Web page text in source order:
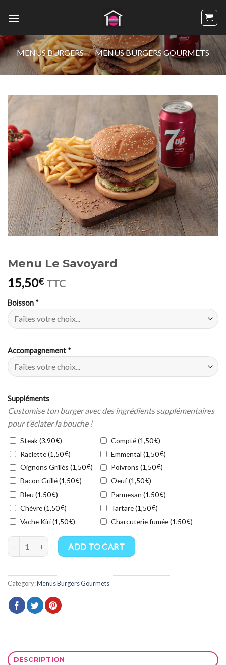
MENUS BURGERS / MENUS BURGERS GOURMETS
Menu Le Savoyard
15,50€ TTC
Boisson *
Accompagnement *
Suppléments
Customise ton burger avec des ingrédients supplémentaires
pour t’éclater la bouche !
Steak (3,90€) Compté (1,50€)
Raclette (1,50€) Emmental (1,50€)
Oignons Grillés (1,50€) Poivrons (1,50€)
Bacon Grillé (1,50€) Oeuf (1,50€)
Bleu (1,50€) Parmesan (1,50€)
Chèvre (1,50€) Tartare (1,50€)
Vache Kiri (1,50€) Charcuterie fumée (1,50€)
Menu Le Savoyard quantityADD TO CART
Category:Menus Burgers Gourmets
DESCRIPTION